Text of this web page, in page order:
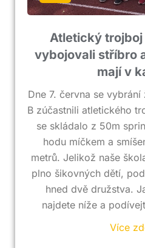
Atletický
vybojovali stříbro
mají v
Dne 7. června se
B zúčastnili atletického
se skládalo z 50m
hodu míčkem a
metrů. Jelikož naše
plno šikovných dětí,
hned dvě družstva.
najdete níže a
Více